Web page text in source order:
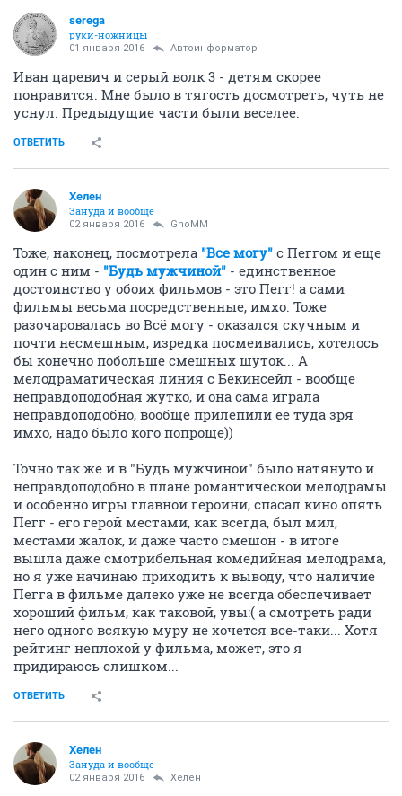
serega
руки-ножницы
01 января 2016 Автоинформатор
Иван царевич и серый волк 3 - детям скорее
понравится. Мне было в тягость досмотреть, чуть не
уснул. Предыдущие части были веселее.
ОТВЕТИТЬ
Хелен
Зануда и вообще
02 января 2016 GnoMM
Тоже, наконец, посмотрела "Все могу" с Пеггом и еще
один с ним - "Будь мужчиной" - единственное
достоинство у обоих фильмов - это Пегг! а сами
фильмы весьма посредственные, имхо. Тоже
разочаровалась во Всё могу - оказался скучным и
почти несмешным, изредка посмеивались, хотелось
бы конечно побольше смешных шуток... А
мелодраматическая линия с Бекинсейл - вообще
неправдоподобная жутко, и она сама играла
неправдоподобно, вообще прилепили ее туда зря
имхо, надо было кого попроще))
Точно так же и в "Будь мужчиной" было натянуто и
неправдоподобно в плане романтической мелодрамы
и особенно игры главной героини, спасал кино опять
Пегг - его герой местами, как всегда, был мил,
местами жалок, и даже часто смешон - в итоге
вышла даже смотрибельная комедийная мелодрама,
но я уже начинаю приходить к выводу, что наличие
Пегга в фильме далеко уже не всегда обеспечивает
хороший фильм, как таковой, увы:( а смотреть ради
него одного всякую муру не хочется все-таки... Хотя
рейтинг неплохой у фильма, может, это я
придираюсь слишком...
ОТВЕТИТЬ
Хелен
Зануда и вообще
02 января 2016 Хелен